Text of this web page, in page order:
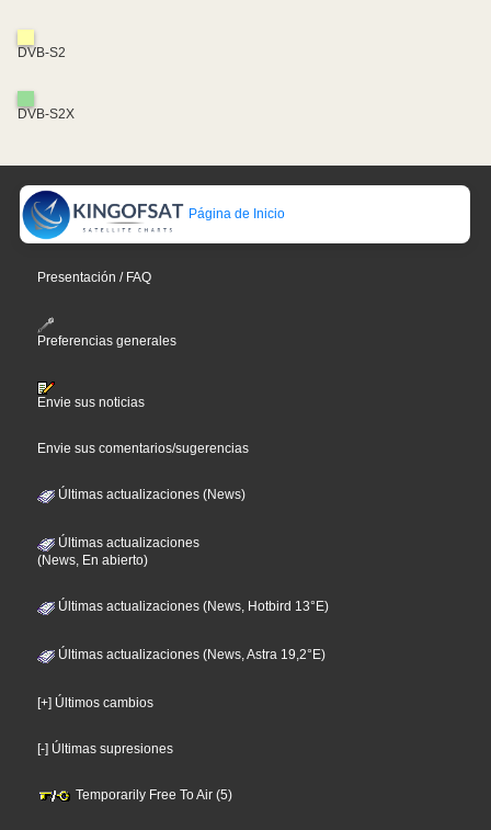
DVB-S2
DVB-S2X
Página de Inicio
Presentación / FAQ
Preferencias generales
Envie sus noticias
Envie sus comentarios/sugerencias
Últimas actualizaciones (News)
Últimas actualizaciones
(News, En abierto)
Últimas actualizaciones (News, Hotbird 13°E)
Últimas actualizaciones (News, Astra 19,2°E)
[+] Últimos cambios
[-] Últimas supresiones
Temporarily Free To Air (5)